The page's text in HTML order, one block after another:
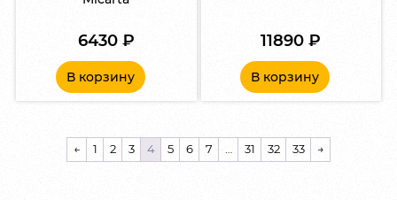
6430 ₽
В корзину
11890₽
В корзину
← 1 2 3 4 5 6 7 31 32 33 →